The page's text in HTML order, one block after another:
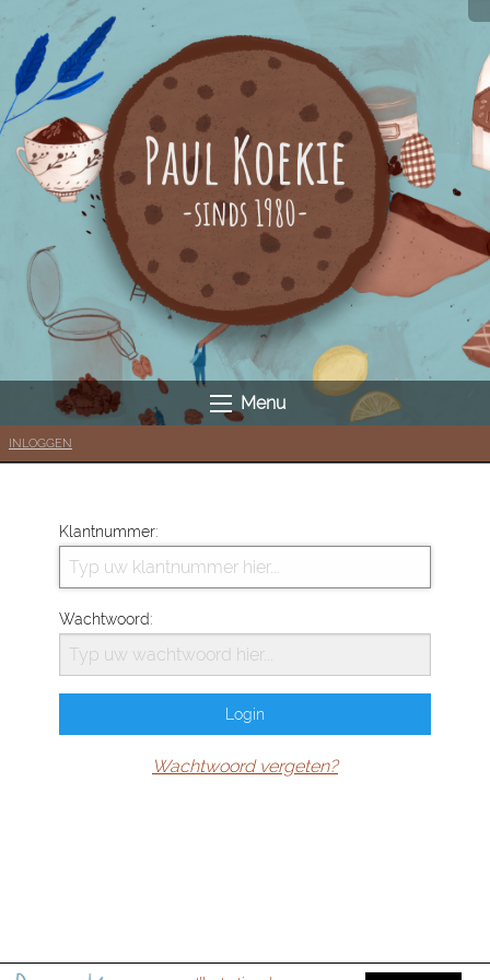
Menu
INLOGGEN
Klantnummer:
Wachtwoord:
Wachtwoord vergeten?